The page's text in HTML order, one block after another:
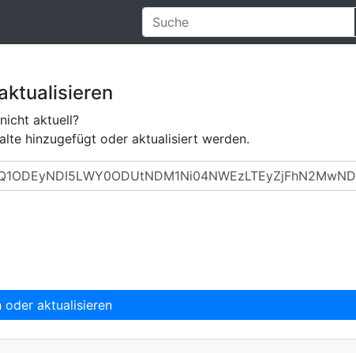
aktuell?
hinzugefügt oder aktualisiert werden.
oder aktualisieren